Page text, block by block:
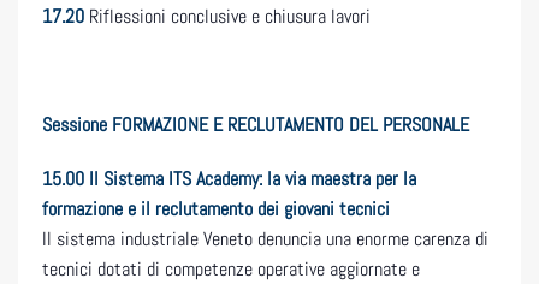
17.20 Riflessioni conclusive e chiusura lavori
Sessione FORMAZIONE E RECLUTAMENTO DEL PERSONALE
15.00 Il Sistema ITS Academy: la via maestra per la
formazione e il reclutamento dei giovani tecnici
Il sistema industriale Veneto denuncia una enorme carenza di
tecnici dotati di competenze operative aggiornate e